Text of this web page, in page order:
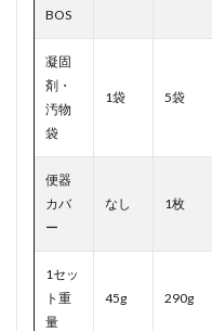
BOS
凝固
剤・
汚物
袋
1袋 5袋
便器
カバ
ー
なし 1枚
1セッ
ト重
量
45g 290g